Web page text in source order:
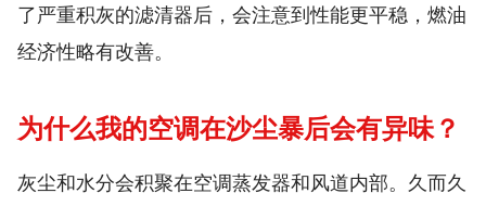
了严重积灰的滤清器后，会注意到性能更平稳，燃油
经济性略有改善。
为什么我的空调在沙尘暴后会有异味？
灰尘和水分会积聚在空调蒸发器和风道内部。久而久